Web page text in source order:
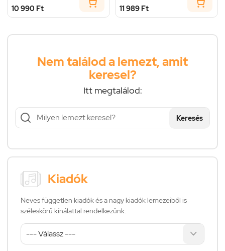
10 990 Ft 11 989 Ft
Nem találod a lemezt, amit
keresel?
Itt megtalálod:
Keresés
Kiadók
Neves független kiadók és a nagy kiadók lemezeiből is
széleskörű kínálattal rendelkezünk: